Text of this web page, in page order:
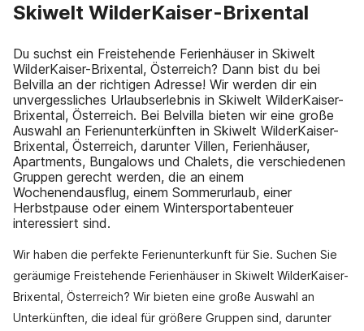
Skiwelt WilderKaiser-Brixental
Du suchst ein Freistehende Ferienhäuser in Skiwelt
WilderKaiser-Brixental, Österreich? Dann bist du bei
Belvilla an der richtigen Adresse! Wir werden dir ein
unvergessliches Urlaubserlebnis in Skiwelt WilderKaiser-
Brixental, Österreich. Bei Belvilla bieten wir eine große
Auswahl an Ferienunterkünften in Skiwelt WilderKaiser-
Brixental, Österreich, darunter Villen, Ferienhäuser,
Apartments, Bungalows und Chalets, die verschiedenen
Gruppen gerecht werden, die an einem
Wochenendausflug, einem Sommerurlaub, einer
Herbstpause oder einem Wintersportabenteuer
interessiert sind.
Wir haben die perfekte Ferienunterkunft für Sie. Suchen Sie
geräumige Freistehende Ferienhäuser in Skiwelt WilderKaiser-
Brixental, Österreich? Wir bieten eine große Auswahl an
Unterkünften, die ideal für größere Gruppen sind, darunter